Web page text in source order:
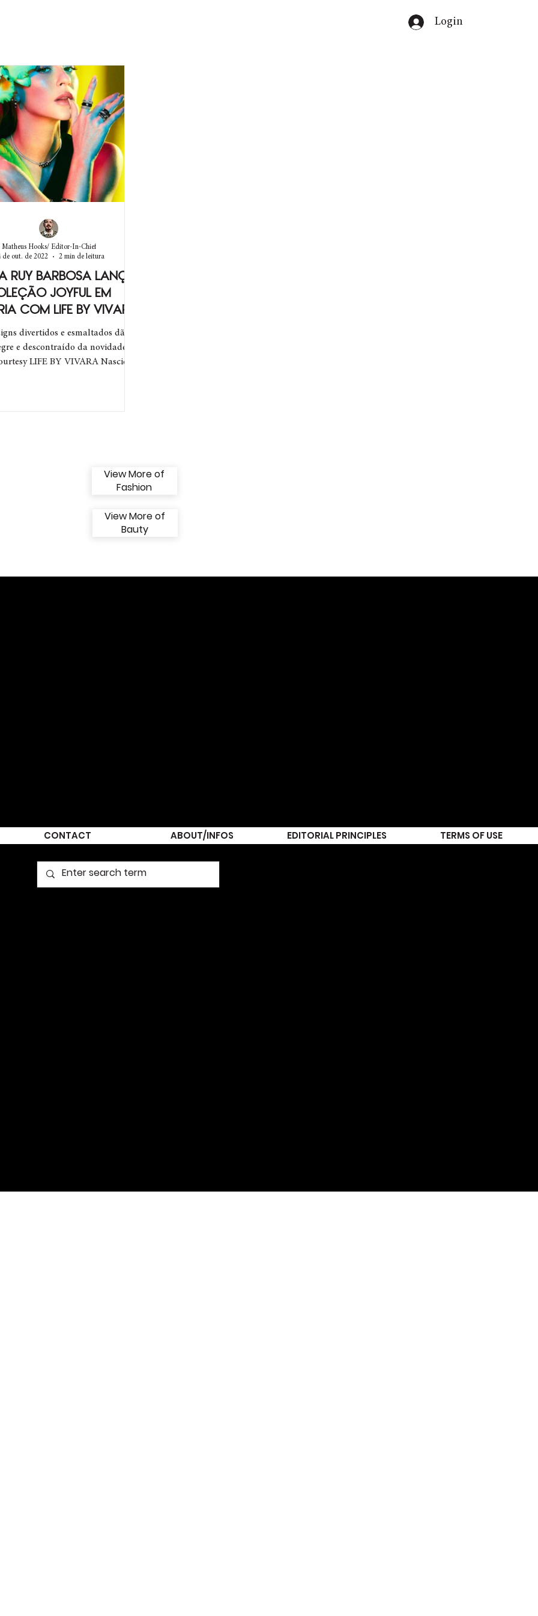
Login
RUY BARBOSA LANÇA
JOYFUL EM
COM LIFE BY VIVARA
divertidos e esmaltados dão o
e descontraído da novidade
LIFE BY VIVARA Nascida
Matheus Hooks/ Editor-In-Chief
de out. de 2022
2 min de leitura
View More of
Fashion
View More of
Bauty
CONTACT ABOUT/INFOS EDITORIAL PRINCIPLES TERMS OF USE